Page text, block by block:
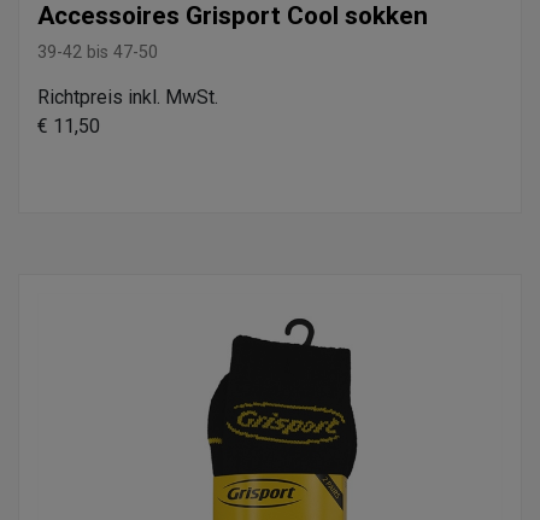
Accessoires Grisport Cool sokken
39-42 bis 47-50
Richtpreis inkl. MwSt.
€ 11,50